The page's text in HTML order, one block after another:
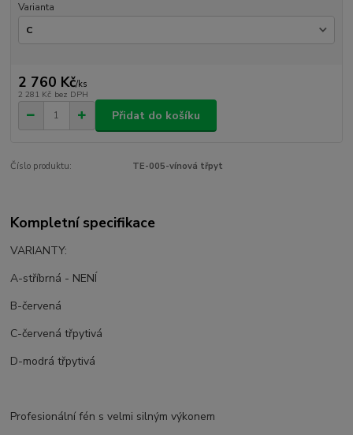
Varianta
2 760 Kč/ks
2 281 Kč bez DPH
Přidat do košíku
Číslo produktu: TE-005-vínová třpyt
Kompletní specifikace
VARIANTY:
A-stříbrná - NENÍ
B-červená
C-červená třpytivá
D-modrá třpytivá
Profesionální fén s velmi silným výkonem